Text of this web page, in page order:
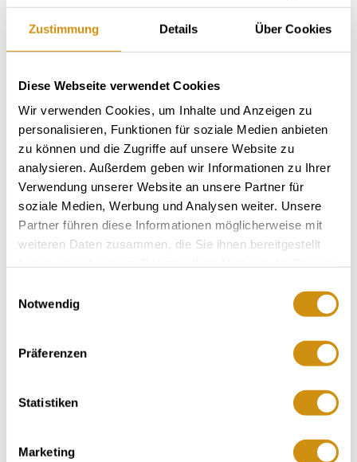
Zustimmung Details Über Cookies
Diese Webseite verwendet Cookies
Wir verwenden Cookies, um Inhalte und Anzeigen zu
personalisieren, Funktionen für soziale Medien anbieten
zu können und die Zugriffe auf unsere Website zu
analysieren. Außerdem geben wir Informationen zu Ihrer
Verwendung unserer Website an unsere Partner für
soziale Medien, Werbung und Analysen weiter. Unsere
Partner führen diese Informationen möglicherweise mit
weiteren Daten zusammen, die Sie ihnen bereitgestellt
Notwendig
Präferenzen
Statistiken
Marketing
Öffnungszeiten Kontakt
Weitere Infos & Downloads
Öffnungszeiten
Freitag